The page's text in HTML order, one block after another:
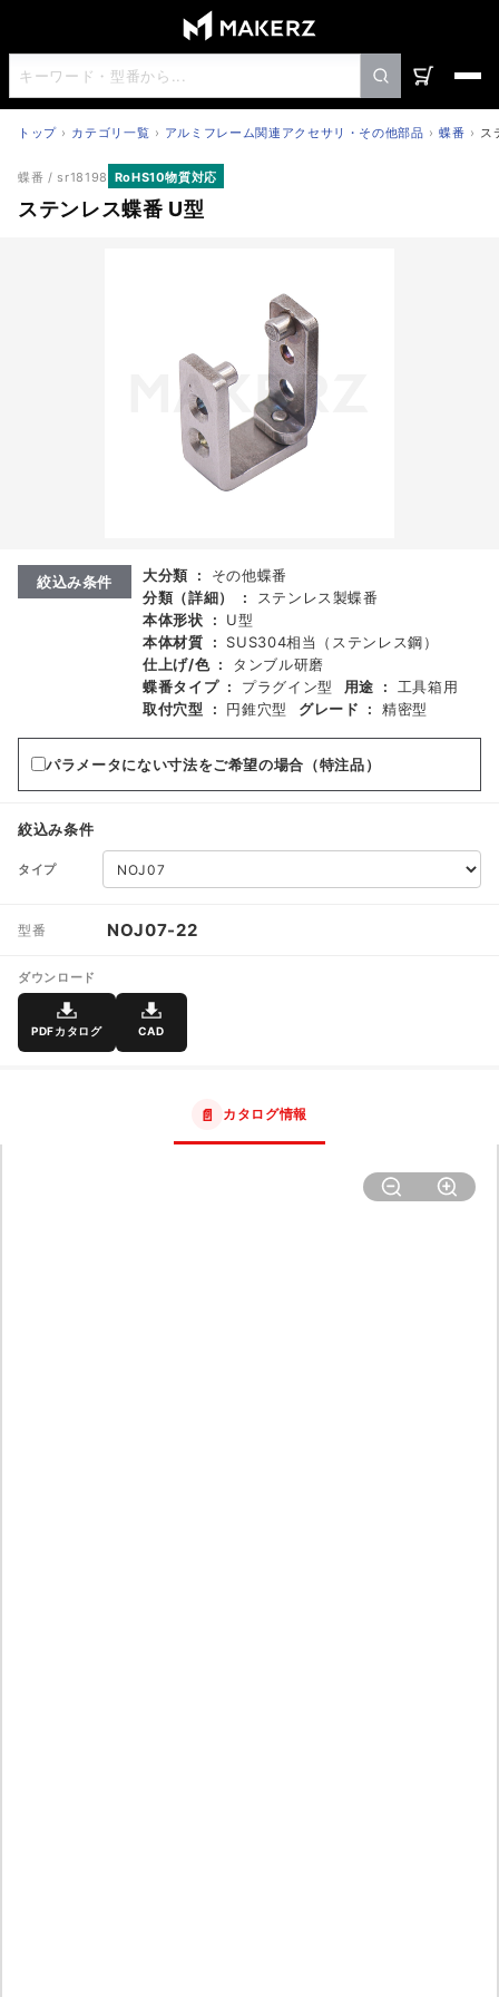
トップ カテゴリ一覧 アルミフレーム関連アクセサリ・その他部品 蝶番 ス
ステンレス蝶番 U型
蝶番 / sr18198 RoHS10物質対応
ステンレス蝶番 U型
絞込み条件 大分類 :
その他蝶番
分類（詳細）
:
ステンレス製蝶番
本体形状
:
U型
本体材質
:
SUS304相当（ステンレス鋼）
仕上げ/色 :
タンブル研磨
蝶番タイプ : プラグイン型 用途 :
工具箱用
取付穴型
: 円錐穴型 グレード : 精密型
パラメータにない寸法をご希望の場合（特注品）
絞込み条件
タイプ
型番 NOJ07-22
ダウンロード
PDFカタログ CAD
📄 カタログ情報